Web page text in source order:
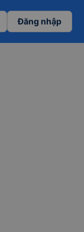
Đăng nhập